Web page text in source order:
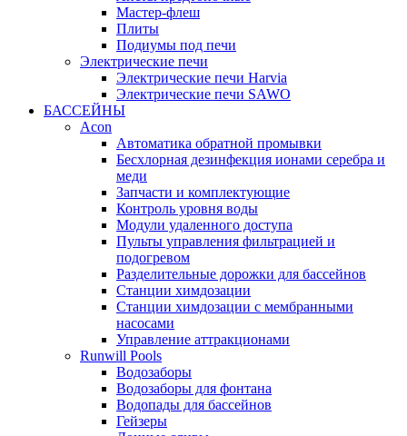
Мастер-флеш
Плиты
Подиумы под печи
Электрические печи
Электрические печи Harvia
Электрические печи SAWO
БАССЕЙНЫ
Acon
Автоматика обратной промывки
Беcхлорная дезинфекция ионами серебра и
меди
Запчасти и комплектующие
Контроль уровня воды
Модули удаленного доступа
Пульты управления фильтрацией и
подогревом
Разделительные дорожки для бассейнов
Станции химдозации
Станции химдозации с мембранными
насосами
Управление аттракционами
Runwill Pools
Водозаборы
Водозаборы для фонтана
Водопады для бассейнов
Гейзеры